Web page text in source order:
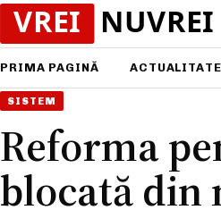
PRIMA PAGINĂ ACTUALITATE
SISTEM
Reforma
blocată din